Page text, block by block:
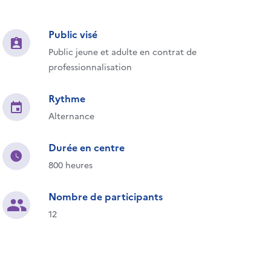
Public visé
Public jeune et adulte en contrat de
professionnalisation
Rythme
Alternance
Durée en centre
800 heures
Nombre de participants
12